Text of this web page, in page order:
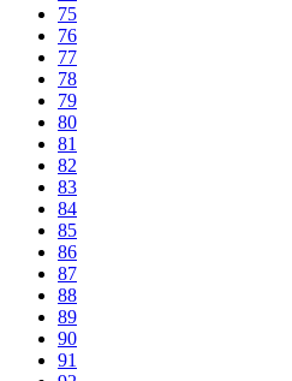
75
76
77
78
79
80
81
82
83
84
85
86
87
88
89
90
91